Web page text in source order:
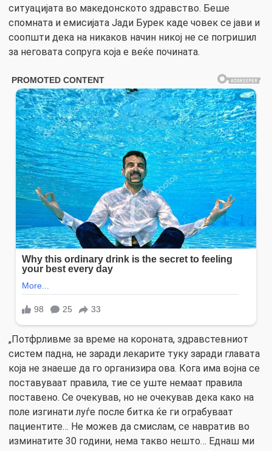
ситуацијата во македонското здравство. Беше
спомната и емисијата Јади Бурек каде човек се јави и
соопшти дека на никаков начин никој не се погришил
за неговата сопруга која е веќе почината.
„Потфрливме за време на короната, здравстевниот
систем падна, не заради лекарите туку заради главата
која не знаеше да го организира ова. Кога има војна се
поставуваат правила, тие се уште немаат правила
поставено. Се очекував, но не очекував дека како на
поле изгинати луѓе после битка ќе ги ограбуваат
пациентите… Не можев да смислам, се навратив во
изминатите 30 години, нема такво нешто… Еднаш ми